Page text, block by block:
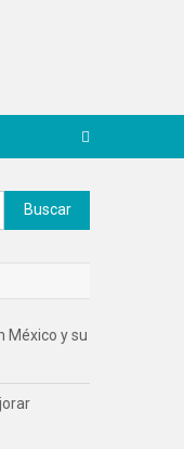
Buscar:
México y su